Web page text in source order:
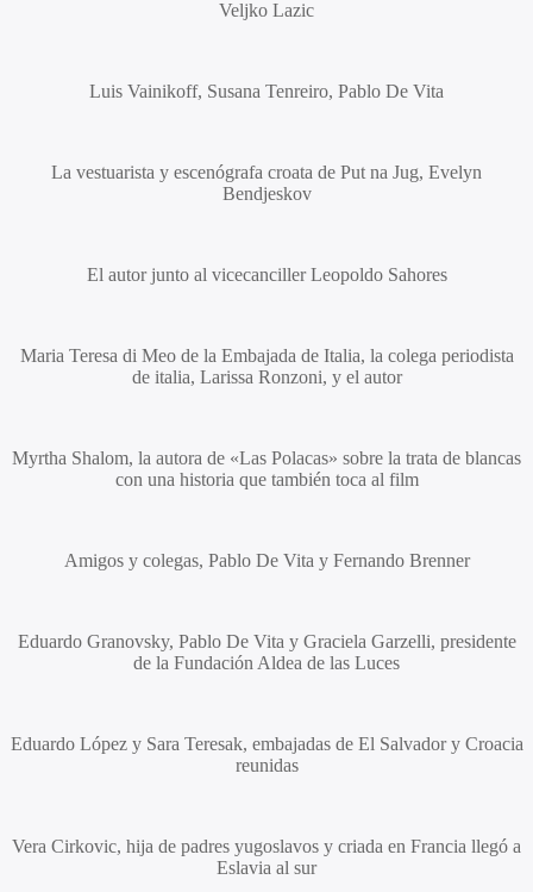
Veljko Lazic
Luis Vainikoff, Susana Tenreiro, Pablo De Vita
La vestuarista y escenógrafa croata de Put na Jug, Evelyn
Bendjeskov
El autor junto al vicecancillerLeopoldo Sahores
Maria Teresa di Meode la Embajada de Italia, la colega periodista
de italia, Larissa Ronzoni, y el autor
Myrtha Shalom, la autora de «Las Polacas» sobre la trata de blancas
con una historia que también toca al film
Amigos y colegas, Pablo De Vita y Fernando Brenner
Eduardo Granovsky, Pablo De Vita y Graciela Garzelli, presidente
de la Fundación Aldea de las Luces
Eduardo Lópezy Sara Teresak, embajadas de El Salvador y Croacia
reunidas
Vera Cirkovic, hija de padres yugoslavos y criada en Francia llegó a
Eslavia al sur